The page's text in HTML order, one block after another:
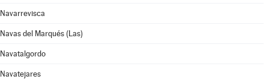
Navarrevisca
Navas del Marqués (Las)
Navatalgordo
Navatejares